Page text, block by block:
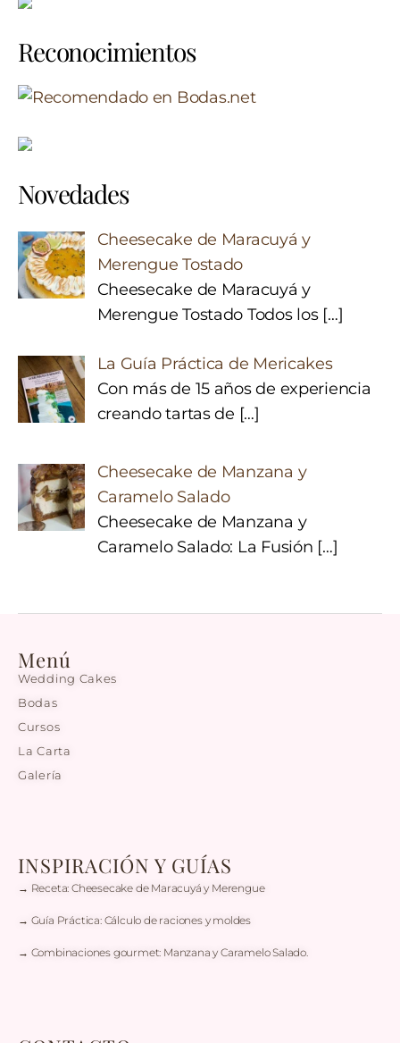
Reconocimientos
Novedades
Cheesecake de Maracuyá y
Merengue Tostado
Cheesecake de Maracuyá y
Merengue Tostado Todos los […]
La Guía Práctica de Mericakes
Con más de 15 años de experiencia
creando tartas de […]
Cheesecake de Manzana y
Caramelo Salado
Cheesecake de Manzana y
Caramelo Salado: La Fusión […]
Menú
Wedding Cakes
Bodas
Cursos
La Carta
Galería
INSPIRACIÓN Y GUÍAS
→ Receta: Cheesecake de Maracuyá y Merengue
→ Guía Práctica: Cálculo de raciones y moldes
→ Combinaciones gourmet: Manzana y Caramelo Salado.